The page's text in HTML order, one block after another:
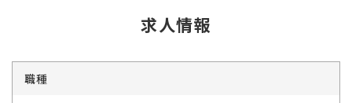
求人情報
職種